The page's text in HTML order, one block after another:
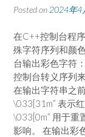
Posted on 2024年4
在C++控制台程
殊字符序列和颜
台输出彩色字符
控制台转义序列
在输出字符串之
\033[31m” 表示
\033[0m” 用于重
影响。 在输出彩